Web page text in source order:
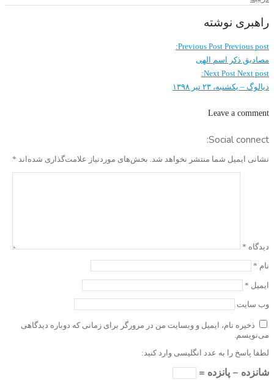
راهبری نوشته
Previous Post Previous post:
مصادیق ذکر اسم الهی
Next Post Next post:
دیالوگ – یکشنبه، ۲۳ تیر ۱۳۹۸
Leave a comment
Social connect:
نشانی ایمیل شما منتشر نخواهد شد. بخش‌های موردنیاز علامت‌گذاری شده‌اند *
دیدگاه *
نام *
ایمیل *
وب‌ سایت
ذخیره نام، ایمیل و وبسایت من در مرورگر برای زمانی که دوباره دیدگاهی
می‌نویسم.
لطفا پاسخ را به عدد انگلیسی وارد کنید:
شانزده − پانزده =